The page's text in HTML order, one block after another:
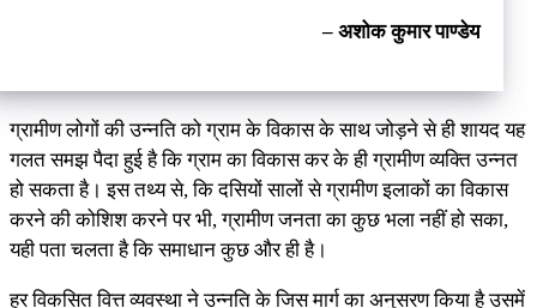
– अशोक कुमार पाण्डेय
ग्रामीण लोगों की उन्नति को ग्राम के विकास के साथ जोड़ने से ही शायद यह
गलत समझ पैदा हुई है कि ग्राम का विकास कर के ही ग्रामीण व्यक्ति उन्नत
हो सकता है। इस तथ्य से, कि दसियों सालों से ग्रामीण इलाकों का विकास
करने की कोशिश करने पर भी, ग्रामीण जनता का कुछ भला नहीं हो सका,
यही पता चलता है कि समाधान कुछ और ही है।
हर विकसित वित्त व्यवस्था ने उन्नति के जिस मार्ग का अनुसरण किया है उसमें